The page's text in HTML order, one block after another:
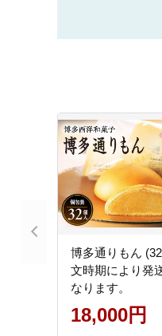
博多通りもん
文時期により発
なります。
18,000円